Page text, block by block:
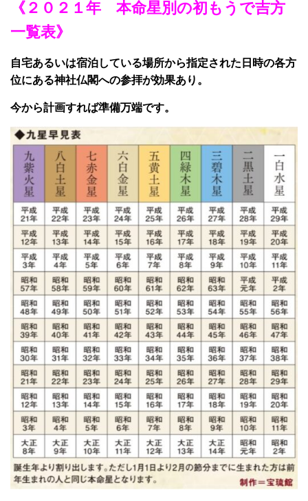
《２０２１年 本命星別の初もうで吉方
一覧表》
自宅あるいは宿泊している場所から指定された日時の各方
位にある神社仏閣への参拝が効果あり。
今から計画すれば準備万端です。